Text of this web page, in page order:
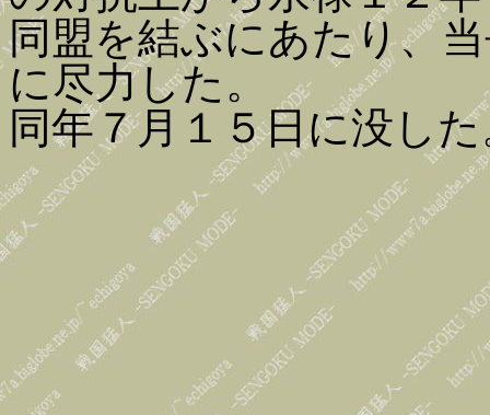
同盟を結ぶにあたり、
に尽力した。
同年７月１５日に没し